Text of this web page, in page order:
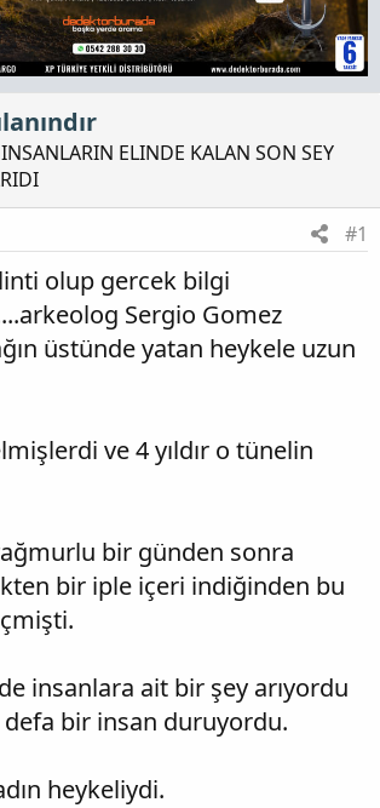
ELINDE KALAN SON SEY
#1
olup gercek bilgi
Sergio Gomez
üstünde yatan heykele uzun
ve 4 yıldır o tünelin
bir günden sonra
bir iple içeri indiğinden bu
insanlara ait bir şey arıyordu
bir insan duruyordu.
heykeliydi.